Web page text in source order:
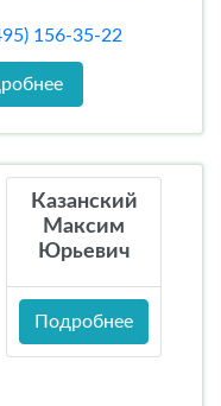
156-35-22
Казанский
Максим
Юрьевич
Подробнее